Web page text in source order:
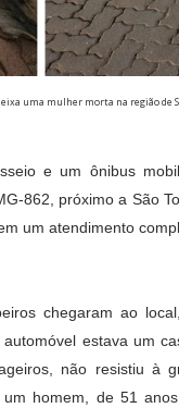
uma mulher morta na região de
e um ônibus
862, próximo a São
um atendimento
chegaram ao
estava um
não resistiu à
homem, de 51